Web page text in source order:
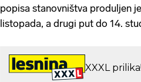
popisa stanovništva produljen
listopada, a drugi put do 14.